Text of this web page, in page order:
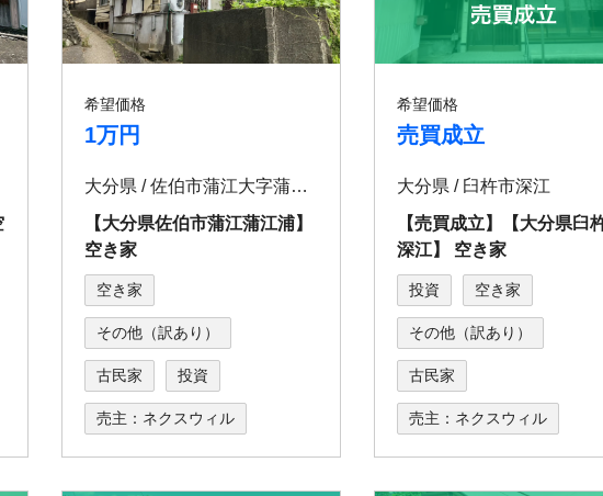
希望価格
1万円
大分県 / 佐伯市蒲江大字蒲江浦3344
【⼤分県佐伯市蒲江蒲江浦】
空き家
空き家
その他（訳あり）
古民家 投資
売主：ネクスウィル
希望価格
売買成立
大分県 / 臼杵市深江
【売買成立】【⼤分県⾅
深江】 空き家
投資 空き家
その他（訳あり）
古民家
売主：ネクスウィル